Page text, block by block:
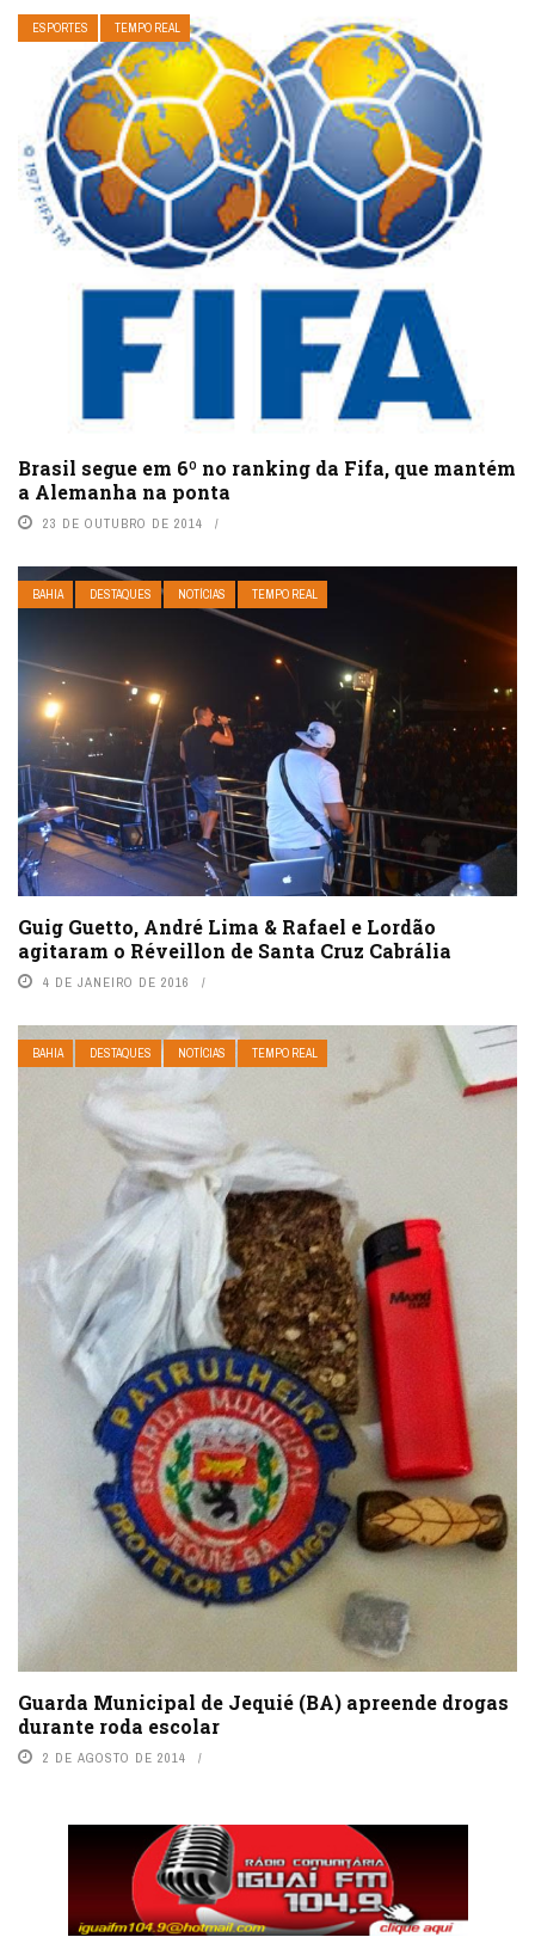
ESPORTES TEMPO REAL
Brasil segue em 6º no ranking da Fifa, que mantém
a Alemanha na ponta
23 DE OUTUBRO DE 2014
BAHIA DESTAQUES NOTÍCIAS TEMPO REAL
Guig Guetto, André Lima & Rafael e Lordão
agitaram o Réveillon de Santa Cruz Cabrália
4 DE JANEIRO DE 2016
BAHIA DESTAQUES NOTÍCIAS TEMPO REAL
Guarda Municipal de Jequié (BA) apreende drogas
durante roda escolar
2 DE AGOSTO DE 2014